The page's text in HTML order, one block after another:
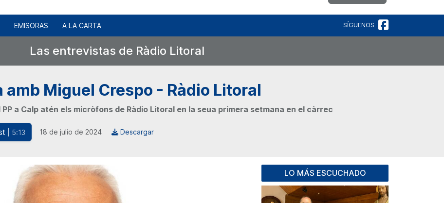
EMISORAS A LA CARTA SÍGUENOS
Las entrevistas de Ràdio Litoral
amb Miguel Crespo - Ràdio Litoral
a Calp atén els micròfons de Ràdio Litoral en la seua primera setmana en el càrrec
| 5:13 18 de julio de 2024 Descargar
LO MÁS ESCUCHADO